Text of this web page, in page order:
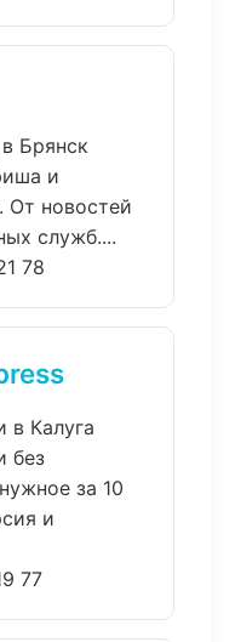
Брянск
и
От новостей
служб....
78
в Калуга
без
за 10
и
77